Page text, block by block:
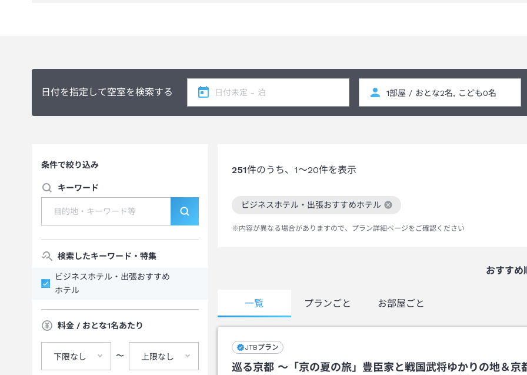
日付を指定して空室を検索する
条件で絞り込み
キーワード
検索したキーワード・特集
ビジネスホテル・出張おすすめ
ホテル
料金 / おとな1名あたり
下限なし 〜 上限なし
251件のうち、 1～20件を表示
ビジネスホテル・出張おすすめホテル
この絞り込み条件を解除
※内容が異なる場合がありますので、プラン詳細ページをご確認ください
おすすめ
一覧 プランごと お部屋ごと
JTBプラン
巡る京都 ～「京の夏の旅」豊臣家と戦国武将ゆかりの地＆京